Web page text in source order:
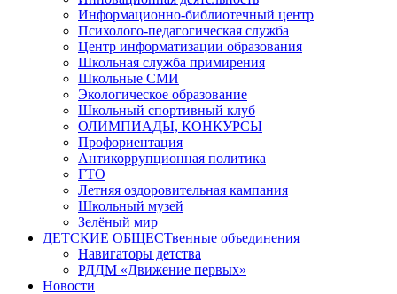
Информационно-библиотечный центр
Психолого-педагогическая служба
Центр информатизации образования
Школьная служба примирения
Школьные СМИ
Экологическое образование
Школьный спортивный клуб
ОЛИМПИАДЫ, КОНКУРСЫ
Профориентация
Антикоррупционная политика
ГТО
Летняя оздоровительная кампания
Школьный музей
Зелёный мир
ДЕТСКИЕ ОБЩЕСТвенные объединения
Навигаторы детства
РДДМ «Движение первых»
Новости